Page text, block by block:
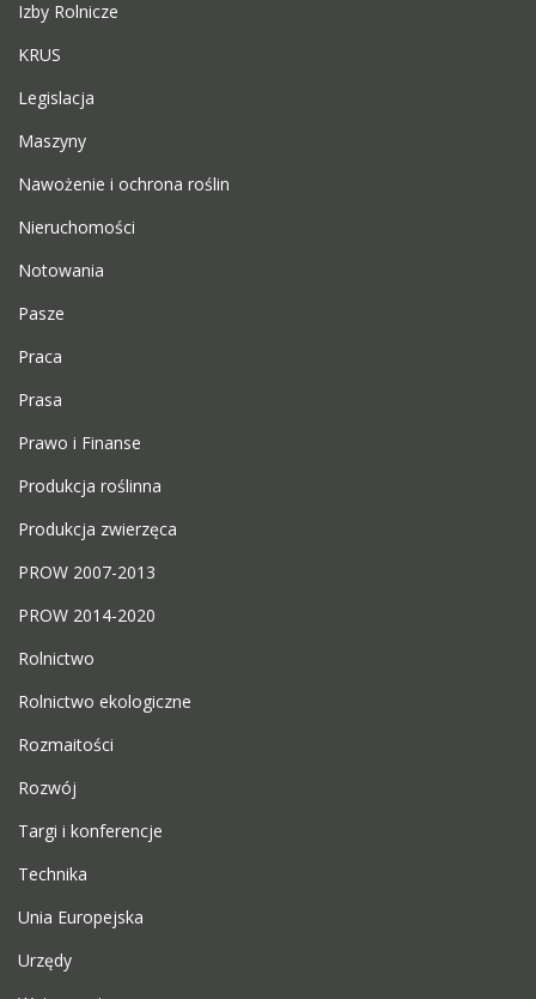
Izby Rolnicze
KRUS
Legislacja
Maszyny
Nawożenie i ochrona roślin
Nieruchomości
Notowania
Pasze
Praca
Prasa
Prawo i Finanse
Produkcja roślinna
Produkcja zwierzęca
PROW 2007-2013
PROW 2014-2020
Rolnictwo
Rolnictwo ekologiczne
Rozmaitości
Rozwój
Targi i konferencje
Technika
Unia Europejska
Urzędy